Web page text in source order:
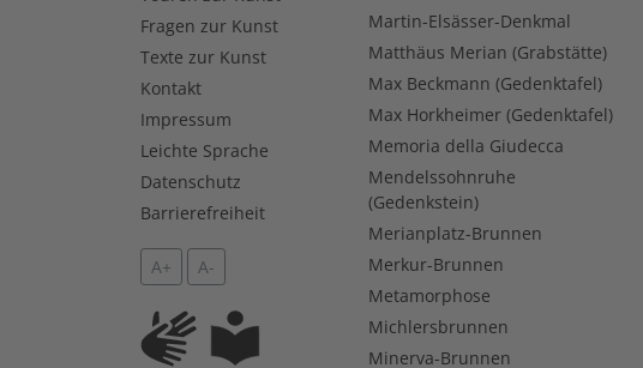
Fragen zur Kunst
Texte zur Kunst
Kontakt
Impressum
Leichte Sprache
Datenschutz
Barrierefreiheit
A+ A-
Martin-Elsässer-Denkmal
Matthäus Merian (Grabstätte)
Max Beckmann (Gedenktafel)
Max Horkheimer (Gedenktafel)
Memoria della Giudecca
Mendelssohnruhe
(Gedenkstein)
Merianplatz-Brunnen
Merkur-Brunnen
Metamorphose
Michlersbrunnen
Minerva-Brunnen